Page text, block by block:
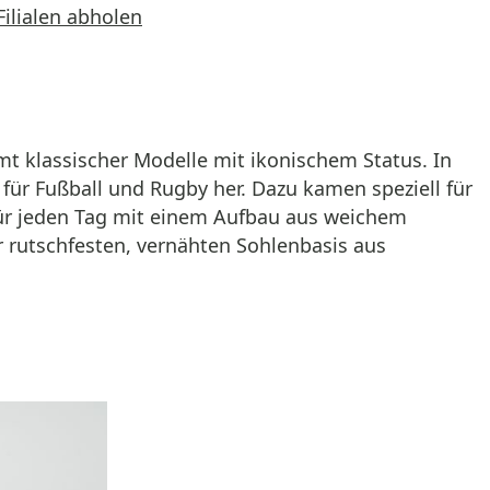
abholen
klassischer Modelle mit ikonischem Status. In
Fußball und Rugby her. Dazu kamen speziell für
jeden Tag mit einem Aufbau aus weichem
vernähten Sohlenbasis aus